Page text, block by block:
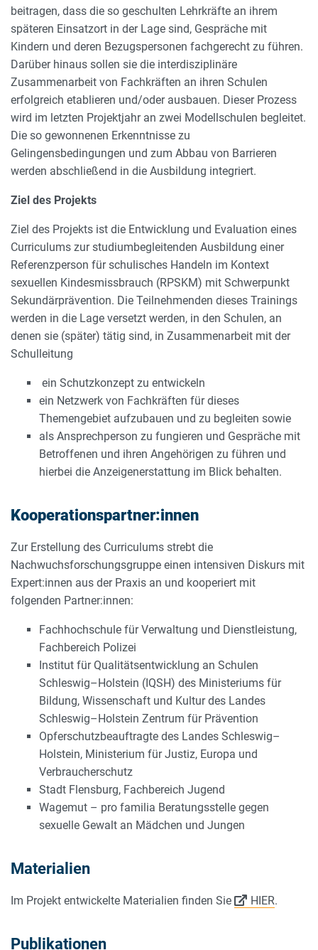
beitragen, dass die so geschulten Lehrkräfte an ihrem
späteren Einsatzort in der Lage sind, Gespräche mit
Kindern und deren Bezugspersonen fachgerecht zu führen.
Darüber hinaus sollen sie die interdisziplinäre
Zusammenarbeit von Fachkräften an ihren Schulen
erfolgreich etablieren und/oder ausbauen. Dieser Prozess
wird im letzten Projektjahr an zwei Modellschulen begleitet.
Die so gewonnenen Erkenntnisse zu
Gelingensbedingungen und zum Abbau von Barrieren
werden abschließend in die Ausbildung integriert.
Ziel des Projekts
Ziel des Projekts ist die Entwicklung und Evaluation eines
Curriculums zur studiumbegleitenden Ausbildung einer
Referenzperson für schulisches Handeln im Kontext
sexuellen Kindesmissbrauch (RPSKM) mit Schwerpunkt
Sekundärprävention. Die Teilnehmenden dieses Trainings
werden in die Lage versetzt werden, in den Schulen, an
denen sie (später) tätig sind, in Zusammenarbeit mit der
Schulleitung
ein Schutzkonzept zu entwickeln
ein Netzwerk von Fachkräften für dieses
Themengebiet aufzubauen und zu begleiten sowie
als Ansprechperson zu fungieren und Gespräche mit
Betroffenen und ihren Angehörigen zu führen und
hierbei die Anzeigenerstattung im Blick behalten.
Kooperationspartner:innen
Zur Erstellung des Curriculums strebt die
Nachwuchsforschungsgruppe einen intensiven Diskurs mit
Expert:innen aus der Praxis an und kooperiert mit
folgenden Partner:innen:
Fachhochschule für Verwaltung und Dienstleistung,
Fachbereich Polizei
Institut für Qualitätsentwicklung an Schulen
Schleswig–Holstein (IQSH) des Ministeriums für
Bildung, Wissenschaft und Kultur des Landes
Schleswig–Holstein Zentrum für Prävention
Opferschutzbeauftragte des Landes Schleswig–
Holstein, Ministerium für Justiz, Europa und
Verbraucherschutz
Stadt Flensburg, Fachbereich Jugend
Wagemut – pro familia Beratungsstelle gegen
sexuelle Gewalt an Mädchen und Jungen
Materialien
Im Projekt entwickelte Materialien finden Sie HIER.
Publikationen